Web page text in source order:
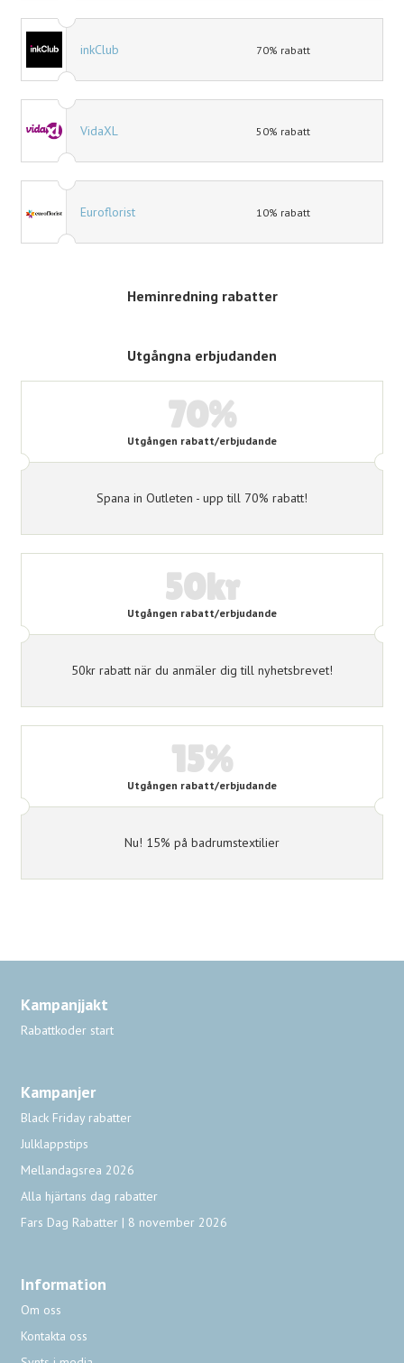
inkClub 70% rabatt
VidaXL 50% rabatt
Euroflorist 10% rabatt
Heminredning rabatter
Utgångna erbjudanden
70%
Utgången rabatt/erbjudande
Spana in Outleten - upp till 70% rabatt!
50kr
Utgången rabatt/erbjudande
50kr rabatt när du anmäler dig till nyhetsbrevet!
15%
Utgången rabatt/erbjudande
Nu! 15% på badrumstextilier
Kampanjjakt
Rabattkoder start
Kampanjer
Black Friday rabatter
Julklappstips
Mellandagsrea 2026
Alla hjärtans dag rabatter
Fars Dag Rabatter | 8 november 2026
Information
Om oss
Kontakta oss